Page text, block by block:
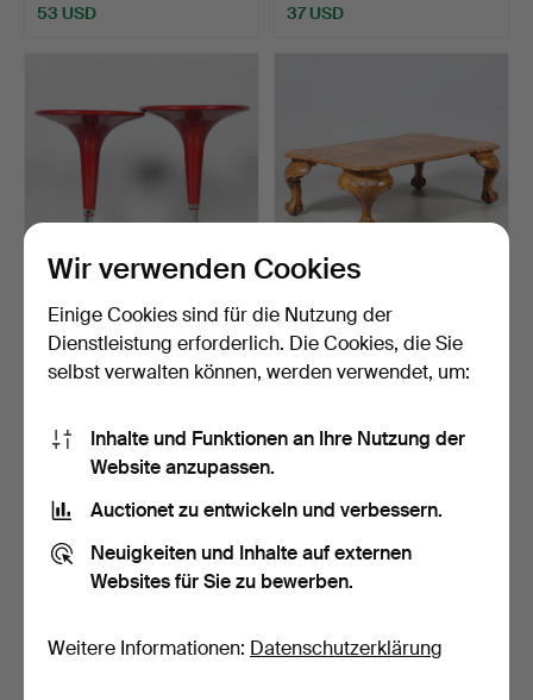
53 USD 37 USD
Ein Paar moderner
Bartische aus Kunststoff…
Beendet 24. Apr 2026
COUCHTISCH,
Chippendale-Stil.
Beendet 22. Apr 2026
Wir verwenden Cookies
Einige Cookies sind für die Nutzung der
Dienstleistung erforderlich. Die Cookies, die Sie
selbst verwalten können, werden verwendet, um:
Inhalte und Funktionen an Ihre Nutzung der
Website anzupassen.
Auctionet zu entwickeln und verbessern.
Neuigkeiten und Inhalte auf externen
Websites für Sie zu bewerben.
Weitere Informationen: Datenschutzerklärung